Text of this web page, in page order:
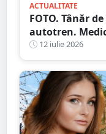
ACTUALITATE
FOTO. Tânăr
autotren.
viața, dar fără
12 iulie 2026